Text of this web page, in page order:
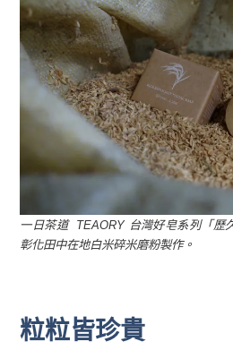
一日茶道 TEAORY 台灣好皂系列「歷
彰化田中在地白米碎米磨粉製作。
粒粒皆珍貴